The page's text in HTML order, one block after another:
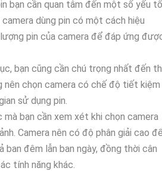
bạn cần quan tâm đến một số yếu tố
dùng pin có một cách hiệu
pin của camera để đáp ứng
bạn cũng cần chú trọng nhất đến
nên chọn camera có chế độ tiết kiệm
sử dụng pin.
bạn cần xem xét khi chọn camera
Camera nên có độ phân giải cao
ban đêm lẫn ban ngày, đồng thời cân
tính năng khác.